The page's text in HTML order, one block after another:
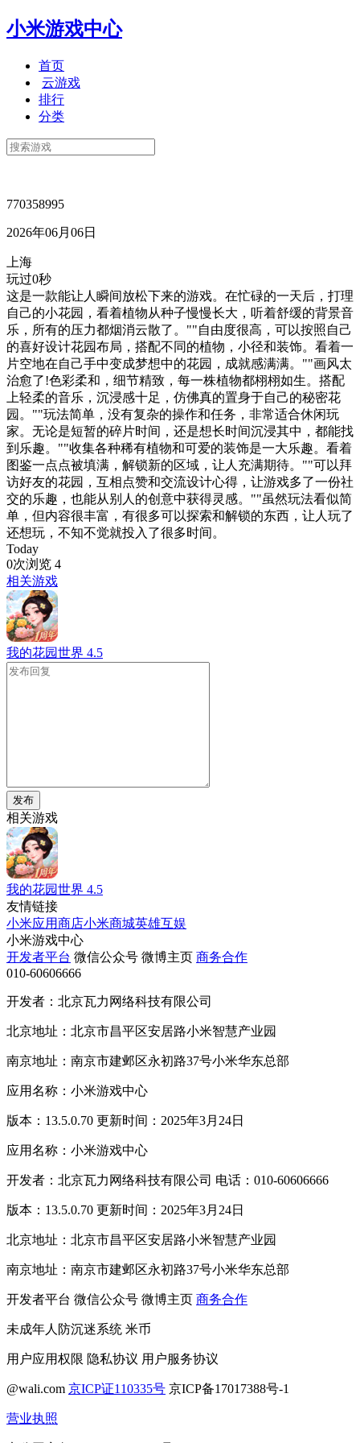
小米游戏中心
首页
云游戏
排行
分类
770358995
2026年06月06日
上海
玩过0秒
这是一款能让人瞬间放松下来的游戏。在忙碌的一天后，打理
自己的小花园，看着植物从种子慢慢长大，听着舒缓的背景音
乐，所有的压力都烟消云散了。""自由度很高，可以按照自己
的喜好设计花园布局，搭配不同的植物，小径和装饰。看着一
片空地在自己手中变成梦想中的花园，成就感满满。""画风太
治愈了!色彩柔和，细节精致，每一株植物都栩栩如生。搭配
上轻柔的音乐，沉浸感十足，仿佛真的置身于自己的秘密花
园。""玩法简单，没有复杂的操作和任务，非常适合休闲玩
家。无论是短暂的碎片时间，还是想长时间沉浸其中，都能找
到乐趣。""收集各种稀有植物和可爱的装饰是一大乐趣。看着
图鉴一点点被填满，解锁新的区域，让人充满期待。""可以拜
访好友的花园，互相点赞和交流设计心得，让游戏多了一份社
交的乐趣，也能从别人的创意中获得灵感。""虽然玩法看似简
单，但内容很丰富，有很多可以探索和解锁的东西，让人玩了
还想玩，不知不觉就投入了很多时间。
Today
0次浏览 4
相关游戏
我的花园世界 4.5
发布
相关游戏
我的花园世界 4.5
友情链接
小米应用商店小米商城英雄互娱
小米游戏中心
开发者平台 微信公众号 微博主页 商务合作
010-60606666
开发者：北京瓦力网络科技有限公司
北京地址：北京市昌平区安居路小米智慧产业园
南京地址：南京市建邺区永初路37号小米华东总部
应用名称：小米游戏中心
版本：13.5.0.70 更新时间：2025年3月24日
应用名称：小米游戏中心
开发者：北京瓦力网络科技有限公司 电话：010-60606666
版本：13.5.0.70 更新时间：2025年3月24日
北京地址：北京市昌平区安居路小米智慧产业园
南京地址：南京市建邺区永初路37号小米华东总部
开发者平台 微信公众号 微博主页 商务合作
未成年人防沉迷系统 米币
用户应用权限 隐私协议 用户服务协议
@wali.com 京ICP证110335号 京ICP备17017388号-1
营业执照